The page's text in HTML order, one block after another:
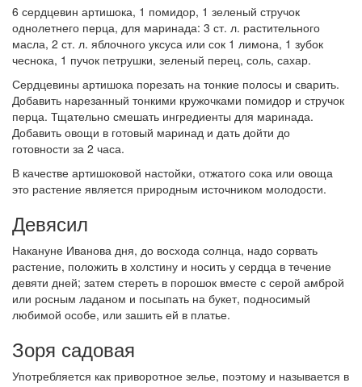
6 сердцевин артишока, 1 помидор, 1 зеленый стручок
однолетнего перца, для маринада: 3 ст. л. растительного
масла, 2 ст. л. яблочного уксуса или сок 1 лимона, 1 зубок
чеснока, 1 пучок петрушки, зеленый перец, соль, сахар.
Сердцевины артишока порезать на тонкие полосы и сварить.
Добавить нарезанный тонкими кружочками помидор и стручок
перца. Тщательно смешать ингредиенты для маринада.
Добавить овощи в готовый маринад и дать дойти до
готовности за 2 часа.
В качестве артишоковой настойки, отжатого сока или овоща
это растение является природным источником молодости.
Девясил
Накануне Иванова дня, до восхода солнца, надо сорвать
растение, положить в холстину и носить у сердца в течение
девяти дней; затем стереть в порошок вместе с серой амброй
или росным ладаном и посыпать на букет, подносимый
любимой особе, или зашить ей в платье.
Зоря садовая
Употребляется как приворотное зелье, поэтому и называется в